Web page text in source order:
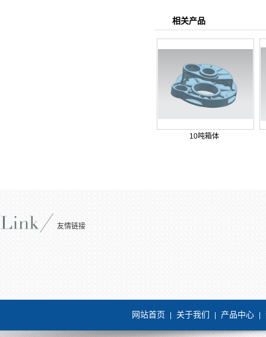
相关产品
10吨箱体
友情链接
网站首页 关于我们 产品中心